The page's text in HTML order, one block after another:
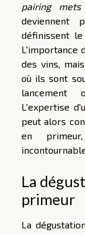
pairing
deviennent
définissent
L'importance
des vins,
où ils sont
lancement
L'expertise
peut alors
en
La
primeur
La